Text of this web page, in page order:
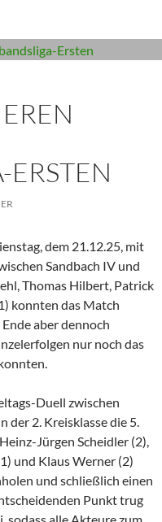
dem 21.12.25, mit
Sandbach IV und
Thomas Hilbert, Patrick
konnten das Match
aber dennoch
nur noch das
Duell zwischen
der 2. Kreisklasse die 5.
Jürgen Scheidler (2),
und Klaus Werner (2)
und schließlich einen
Punkt trug
sodass alle Akteure zum